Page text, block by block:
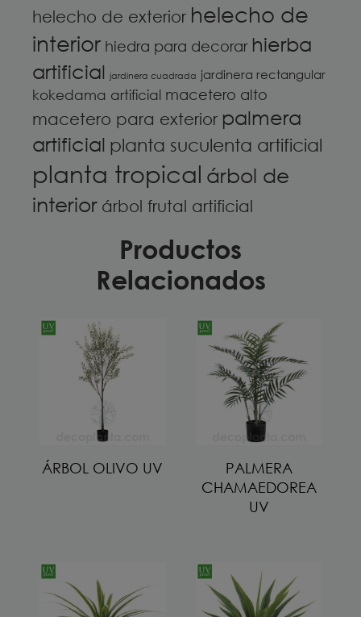
helecho de exterior helecho de
interior hiedra para decorar hierba
artificial jardinera cuadrada jardinera rectangular
kokedama artificial macetero alto
macetero para exterior palmera
artificial planta suculenta artificial
planta tropical árbol de
interior árbol frutal artificial
Productos
Relacionados
ÁRBOL OLIVO UV
PALMERA
CHAMAEDOREA
UV